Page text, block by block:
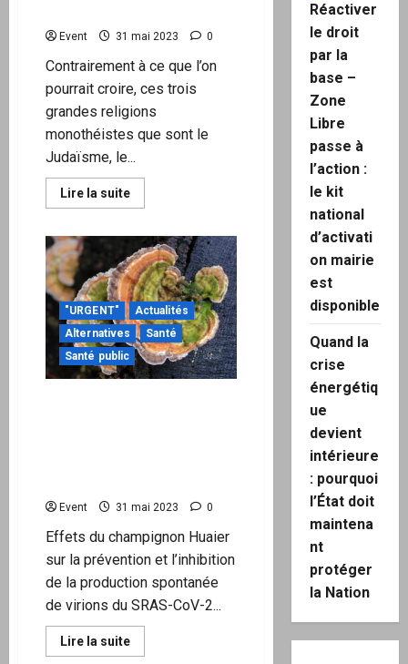
Event 31 mai 2023 0
Contrairement à ce que l’on
pourrait croire, ces trois
grandes religions
monothéistes que sont le
Judaïsme, le...
Lire la suiteEn
savoir
Religions
du
Livre
et
Nouvel
Ordre
Mondial
"URGENT"
Actualités
Alternatives
Santé
Santé public
Event 31 mai 2023 0
Effets du champignon Huaier
sur la prévention et l’inhibition
de la production spontanée
de virions du SRAS-CoV-2...
Lire la suiteEn
savoir
Réactiver
le droit
par la
base –
Zone
Libre
passe à
l’action :
le kit
national
d’activati
on mairie
est
disponible
Quand la
crise
énergétiq
ue
devient
intérieure
: pourquoi
l’État doit
maintena
nt
protéger
la Nation